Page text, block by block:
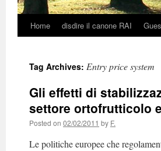
Skip
content
Home disdire il canone RAI
Tag Archives: Entry price system
Gli effetti di
settore ortofrutticolo
Posted on 02/02/2011 by F.
Le politiche europee che